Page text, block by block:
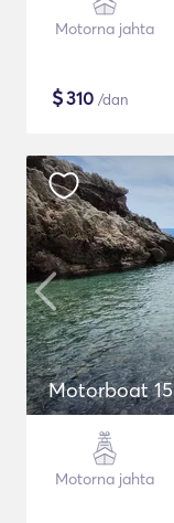
Motorna jahta
$310 /dan
Motorboat 15
Motorna jahta